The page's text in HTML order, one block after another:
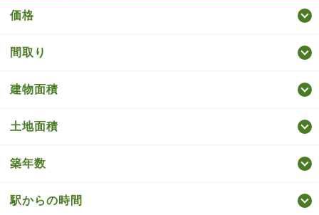
価格
間取り
建物面積
土地面積
築年数
駅からの時間